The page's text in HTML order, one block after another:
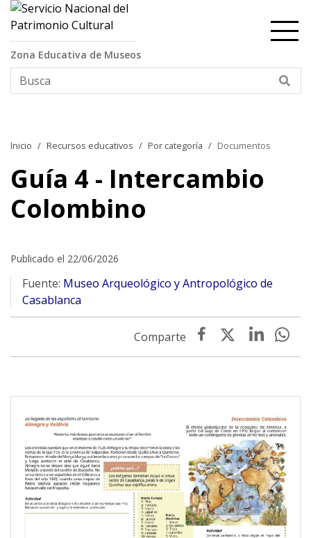
Contenido principal
Zona Educativa de Museos
Inicio Recursos educativos Por categoría Documentos
Guía 4 - Intercambio
Colombino
Publicado el 22/06/2026
Fuente: Museo Arqueológico y Antropológico de
Casablanca